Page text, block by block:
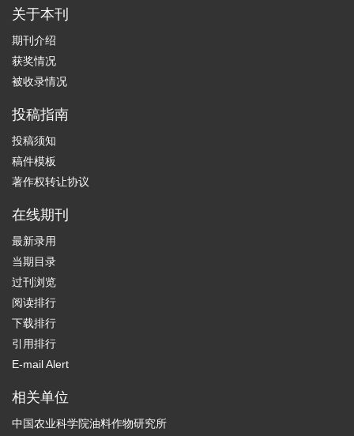
关于本刊
期刊介绍
获奖情况
被收录情况
投稿指南
投稿须知
稿件模板
著作权转让协议
在线期刊
最新录用
当期目录
过刊浏览
阅读排行
下载排行
引用排行
E-mail Alert
相关单位
中国农业科学院油料作物研究所